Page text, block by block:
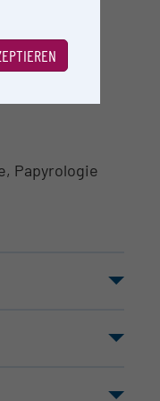
Verfügung.
Papyrologie